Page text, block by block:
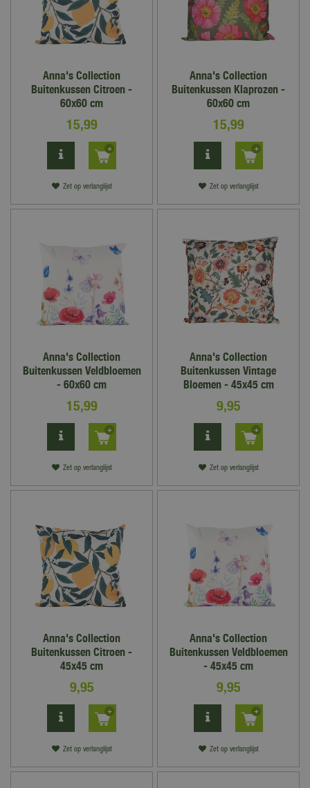
Anna's Collection
Buitenkussen Citroen -
60x60 cm
15,99
Zet op verlanglijst
Anna's Collection
Buitenkussen Klaprozen -
60x60 cm
15,99
Zet op verlanglijst
Anna's Collection
Buitenkussen Veldbloemen
- 60x60 cm
15,99
Zet op verlanglijst
Anna's Collection
Buitenkussen Vintage
Bloemen - 45x45 cm
9,95
Zet op verlanglijst
Anna's Collection
Buitenkussen Citroen -
45x45 cm
9,95
Zet op verlanglijst
Anna's Collection
Buitenkussen Veldbloemen
- 45x45 cm
9,95
Zet op verlanglijst